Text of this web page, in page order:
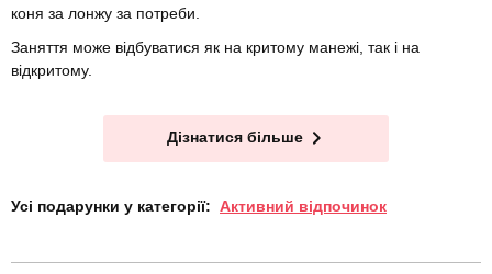
коня за лонжу за потреби.
Заняття може відбуватися як на критому манежі, так і на
відкритому.
Дізнатися більше
Усі подарунки у категорії: Активний відпочинок